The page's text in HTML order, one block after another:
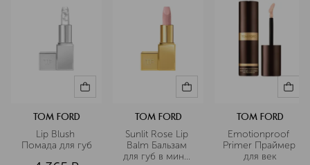
TOM FORD
Lip Blush
Помада для губ
TOM FORD
Sunlit Rose Lip
Balm Бальзам
для губ в мини-
TOM FORD
Emotionproof
Primer Праймер
для век